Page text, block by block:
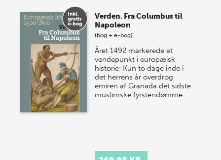
Verden. Fra Columbus til
Napoleon
(bog + e-bog)
Året 1492 markerede et
vendepunkt i europæisk
historie: Kun to dage inde i
det herrens år overdrog
emiren af Granada det sidste
muslimske fyrstendømme…